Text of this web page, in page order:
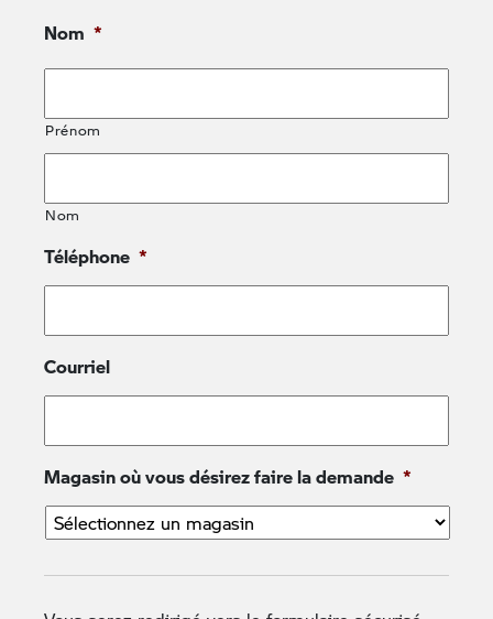
Prénom
Courriel *
Date de naissance
Année Mois
Téléphone au travail
Nom *
Prénom
Nom
Téléphone *
Courriel
Magasin où vous désirez faire la demande *